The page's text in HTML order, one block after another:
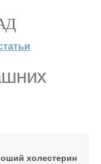
холестерин